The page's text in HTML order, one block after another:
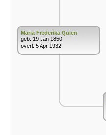
Maria Frederika Quien
geb. 19 Jan 1850
overl. 5 Apr 1932